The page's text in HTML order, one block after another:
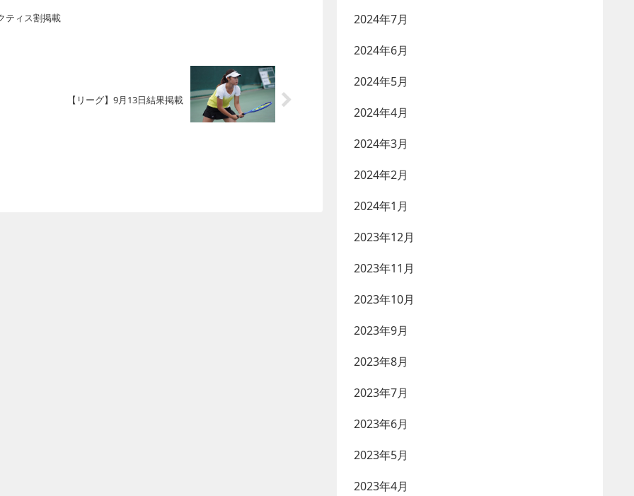
ティス割掲載
【リーグ】9月13日結果掲載
2024年7月
2024年6月
2024年5月
2024年4月
2024年3月
2024年2月
2024年1月
2023年12月
2023年11月
2023年10月
2023年9月
2023年8月
2023年7月
2023年6月
2023年5月
2023年4月